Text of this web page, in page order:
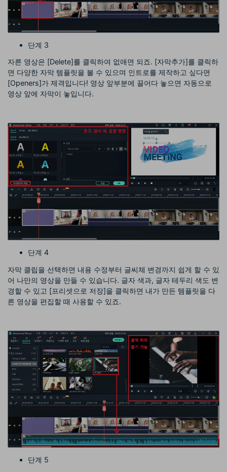
단계 3
자른 영상은 [Delete]를 클릭하여 없애면 되죠. [자막추가]를 클릭하
면 다양한 자막 템플릿을 볼 수 있으며 인트로를 제작하고 싶다면
[Openers]가 제격입니다! 영상 앞부분에 끌어다 놓으면 자동으로
영상 앞에 자막이 놓입니다.
단계 4
자막 클립을 선택하면 내용 수정부터 글씨체 변경까지 쉽게 할 수 있
어 나만의 영상을 만들 수 있습니다. 글자 색과, 글자 테두리 색도 변
경할 수 있고 [프리셋으로 저장]을 클릭하면 내가 만든 템플릿을 다
른 영상을 편집할 때 사용할 수 있죠.
단계 5